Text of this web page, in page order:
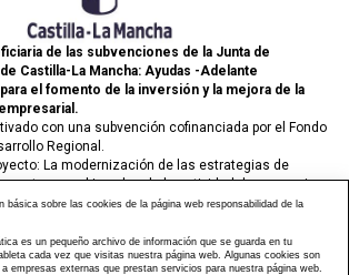
de las subvenciones de la Junta de
Castilla-La Mancha: Ayudas -Adelante
el fomento de la inversión y la mejora de la
con una subvención cofinanciada por el Fondo
Regional.
La modernización de las estrategias de
venta para el impulso de la actividad de comercio
pymes.
básica sobre las cookies de la página web responsabilidad de la
es un pequeño archivo de información que se guarda en tu
cada vez que visitas nuestra página web. Algunas cookies son
empresas externas que prestan servicios para nuestra página web.